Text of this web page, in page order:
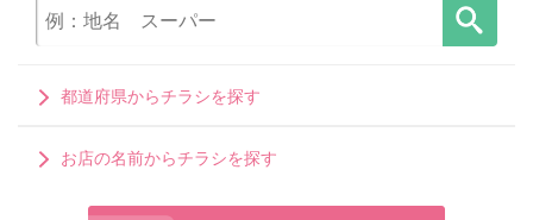
都道府県からチラシを探す
お店の名前からチラシを探す